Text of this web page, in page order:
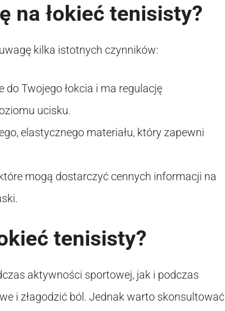
na łokieć tenisisty?
kilka istotnych czynników:
do Twojego łokcia i ma regulację
ucisku.
elastycznego materiału, który zapewni
mogą dostarczyć cennych informacji na
tenisisty?
aktywności sportowej, jak i podczas
i złagodzić ból. Jednak warto skonsultować